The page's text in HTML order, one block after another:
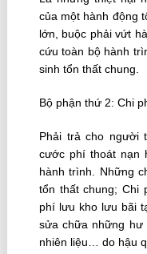
của một hành động
lớn, buộc phải vứt
cứu toàn bộ hành
sinh tổn thất chung.
Bộ phận thứ 2: Chi
Phải trả cho người
cước phí thoát nạn
hành trình. Những
tổn thất chung; Chi
phí lưu kho lưu bãi
sửa chữa những hư
nhiên liệu… do hậu